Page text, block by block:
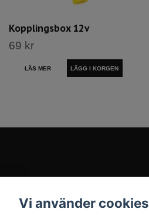
Kopplingsbox 12v
69 kr
LÄS MER
Vi använder cookies